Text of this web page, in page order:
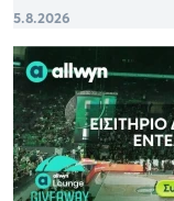
5.8.2026